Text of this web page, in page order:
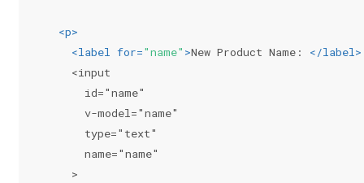
<p>
<label for="name" >New Product Name: </label>
    <input
      id="name"
      v-model="name"
      type="text"
      name="name"
    >